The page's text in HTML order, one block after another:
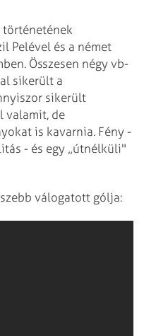
történetének
Pelével és a német
Összesen négy vb-
sikerült a
sikerült
valamit, de
is kavarnia. Fény -
- és egy „útnélküli"
válogatott gólja: